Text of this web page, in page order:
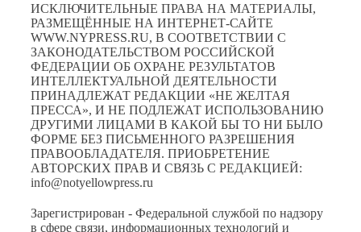
ИСКЛЮЧИТЕЛЬНЫЕ ПРАВА НА МАТЕРИАЛЫ,
РАЗМЕЩЁННЫЕ НА ИНТЕРНЕТ-САЙТЕ
WWW.NYPRESS.RU, В СООТВЕТСТВИИ С
ЗАКОНОДАТЕЛЬСТВОМ РОССИЙСКОЙ
ФЕДЕРАЦИИ ОБ ОХРАНЕ РЕЗУЛЬТАТОВ
ИНТЕЛЛЕКТУАЛЬНОЙ ДЕЯТЕЛЬНОСТИ
ПРИНАДЛЕЖАТ РЕДАКЦИИ «НЕ ЖЕЛТАЯ
ПРЕССА», И НЕ ПОДЛЕЖАТ ИСПОЛЬЗОВАНИЮ
ДРУГИМИ ЛИЦАМИ В КАКОЙ БЫ ТО НИ БЫЛО
ФОРМЕ БЕЗ ПИСЬМЕННОГО РАЗРЕШЕНИЯ
ПРАВООБЛАДАТЕЛЯ. ПРИОБРЕТЕНИЕ
АВТОРСКИХ ПРАВ И СВЯЗЬ С РЕДАКЦИЕЙ:
info@notyellowpress.ru
Зарегистрирован - Федеральной службой по надзору
в сфере связи, информационных технологий и